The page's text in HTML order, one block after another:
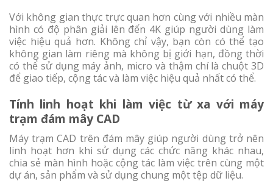
Với không gian thực trực quan hơn cùng với nhiều màn
hình có độ phân giải lên đến 4K giúp người dùng làm
việc hiệu quả hơn. Không chỉ vậy, bạn còn có thể tạo
không gian làm riêng mà không bị giới hạn, đồng thời
có thể sử dụng máy ảnh, micro và thậm chí là chuột 3D
để giao tiếp, cộng tác và làm việc hiệu quả nhất có thể.
Tính linh hoạt khi làm việc từ xa với máy
trạm đám mây CAD
Máy trạm CAD trên đám mây giúp người dùng trở nên
linh hoạt hơn khi sử dụng các chức năng khác nhau,
chia sẻ màn hình hoặc cộng tác làm việc trên cùng một
dự án, sản phẩm và sử dụng chung một tệp dữ liệu.